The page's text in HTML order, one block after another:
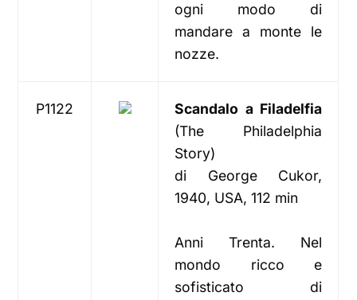
ogni modo di
mandare a monte le
nozze.
P1122
Scandalo a Filadelfia
(The Philadelphia
Story)
di George Cukor,
1940, USA, 112 min
Anni Trenta. Nel
mondo ricco e
sofisticato di